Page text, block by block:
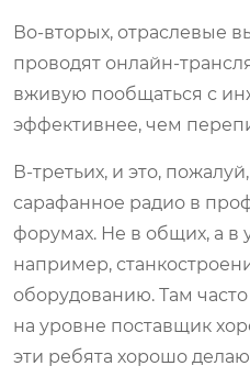
Во-вторых, отраслевые
проводят онлайн-
вживую пообщаться с
эффективнее, чем
В-третьих, и это,
сарафанное радио в
форумах. Не в общих, а в
например,
оборудованию. Там
на уровне поставщик
эти ребята хорошо